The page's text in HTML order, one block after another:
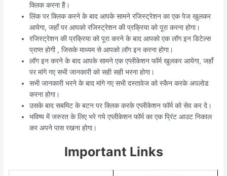
क्लिक करना हैं।
लिंक पर क्लिक करने के बाद आपके सामने रजिस्ट्रेशन का एक पेज खुलकर
आयेगा, जहाँ पर आपको रजिस्ट्रेशन की प्रक्रिया को पूरा करना होगा।
रजिस्ट्रेशन की प्रक्रिया को पूरा करने के बाद आपको एक लॉग इन डिटेल्स
प्राप्त होगी , जिसके माध्यम से आपको लॉग इन करना होगा।
लॉग इन करने के बाद आपके सामने एक एप्लीकेशन फॉर्म खुलकर आयेगा, जहाँ
पर मांगे गए सभी जानकारी को सही सही भरना होगा।
सभी जानकारी भरने के बाद मांगे गए सभी दस्तावेज को स्कैन करके अपलोड
करना होगा।
उसके बाद सबमिट के बटन पर क्लिक करके एप्लीकेशन फॉर्म को सेव कर दे।
भविष्य में जरुरत के लिए भरे गये एप्लीकेशन फॉर्म का एक प्रिंट आउट निकाल
कर अपने पास रखना होगा।
Important Links